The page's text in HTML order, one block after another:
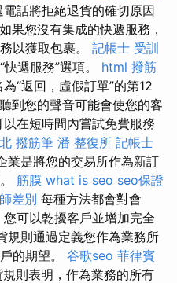
話將拒絕退貨的確切原因
如果您沒有集成的快遞服務，
以獲取包裹。 記帳士 受訓
遞服務”選項。 html 撥筋
“返回，虛假訂單”的第12
聽到您的聲音可能會使您的客
在短時間內嘗試免費服務
撥筋筆 潘 整復所 記帳士
業是將您的交易所作為新訂
筋膜 what is seo seo保證
差別 每種方法都會對會
可以乾擾客戶並增加完全
規則通過定義您作為業務所
的期望。 谷歌seo 菲律賓
規則表明，作為業務的所有